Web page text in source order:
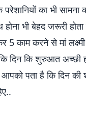
का भी
भी बेहद जरूरी होता
काम करने से मां
कि दिन कि शुरुआत अच्छी
आपको पता है कि दिन